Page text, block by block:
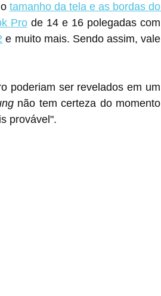
tamanho da tela e as bordas do
Pro de 14 e 16 polegadas com
e muito mais. Sendo assim, vale
não tem certeza do momento
provável".